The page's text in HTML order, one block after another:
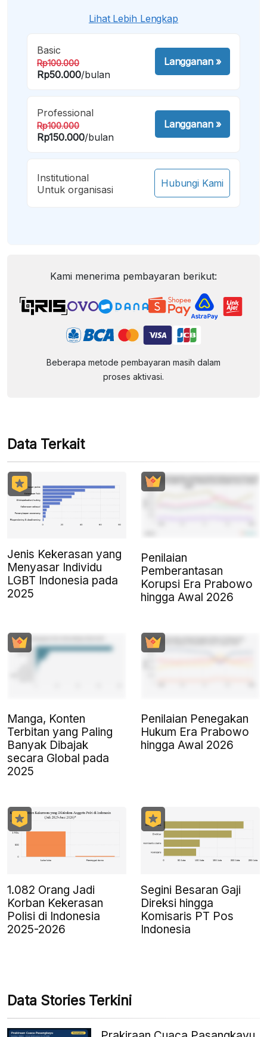
Lihat Lebih Lengkap
Basic
Rp100.000
Rp50.000/bulan
Langganan»
Professional
Rp100.000
Rp150.000/bulan
Langganan»
Institutional
Untuk organisasi
Hubungi Kami
Kami menerima pembayaran berikut:
Beberapa metode pembayaran masih dalam
proses aktivasi.
Data Terkait
Jenis Kekerasan yang
Menyasar Individu
LGBT Indonesia pada
2025
Penilaian
Pemberantasan
Korupsi Era Prabowo
hingga Awal 2026
Manga, Konten
Terbitan yang Paling
Banyak Dibajak
secara Global pada
2025
Penilaian Penegakan
Hukum Era Prabowo
hingga Awal 2026
1.082 Orang Jadi
Korban Kekerasan
Polisi di Indonesia
2025-2026
Segini Besaran Gaji
Direksi hingga
Komisaris PT Pos
Indonesia
Data Stories Terkini